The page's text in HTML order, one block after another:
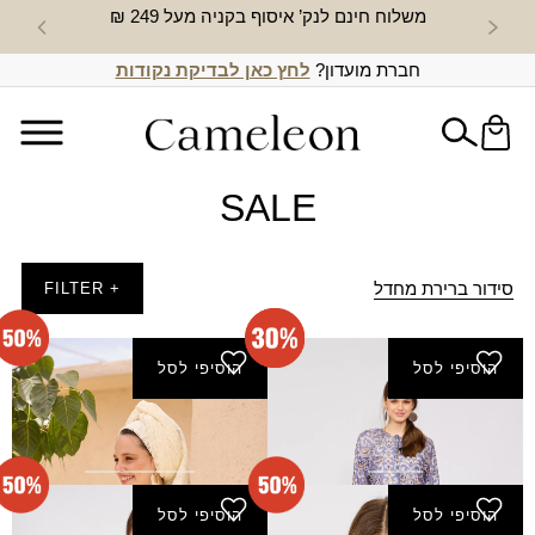
משלוח חינם לנק’ איסוף בקניה מעל 249 ₪ חדש
חברת מועדון? לחץ כאן לבדיקת נקודות
SALE
סידור ברירת מחדל + FILTER
הוסיפי לסל
שמלת דורון - סגול
260.00₪182.00
הוסיפי לסל
שמלת הזורע - ירוק-בהיר
₪250.00₪125.00
הוסיפי לסל הוסיפי לסל